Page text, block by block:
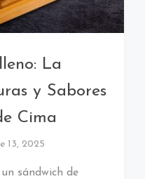
La
y Sabores
Cima
13, 2025
sándwich de